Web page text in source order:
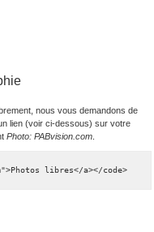
nous vous demandons de
lien (voir ci-dessous) sur votre
Photo: PABvision.com
libres</a></code>